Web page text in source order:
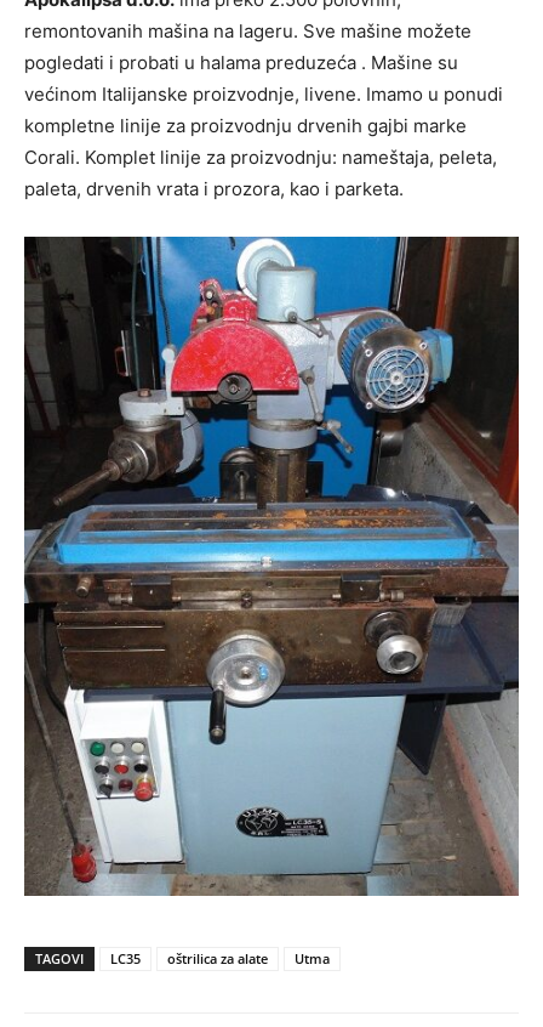
remontovanih mašina na lageru. Sve mašine možete
pogledati i probati u halama preduzeća . Mašine su
većinom Italijanske proizvodnje, livene. Imamo u ponudi
kompletne linije za proizvodnju drvenih gajbi marke
Corali. Komplet linije za proizvodnju: nameštaja, peleta,
paleta, drvenih vrata i prozora, kao i parketa.
TAGOVI LC35 oštrilica za alate Utma